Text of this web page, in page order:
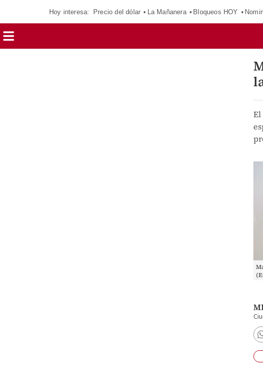
Hoy interesa: Precio del dólar La Mañanera Bloqueos HOY